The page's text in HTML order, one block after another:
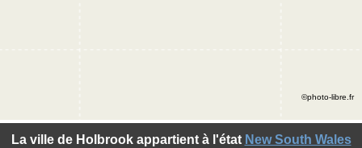
La ville de Holbrook appartient à l'état New South Wales
©photo-libre.fr